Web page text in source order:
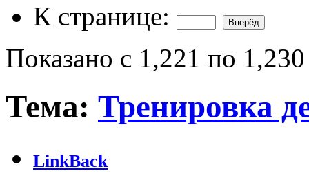
К странице:
Показано с 1,221 по
Тема: Тренировка
LinkBack